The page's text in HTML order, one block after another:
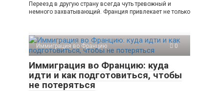
Переезд в другую страну всегда чуть тревожный и
немного захватывающий. Франция привлекает не только
Иммиграция во Францию 0
Иммиграция во Францию: куда
идти и как подготовиться, чтобы
не потеряться